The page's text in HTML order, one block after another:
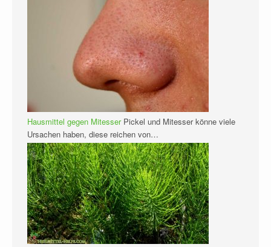
Hausmittel gegen MitesserPickel und Mitesser könne viele
Ursachen haben, diese reichen von…